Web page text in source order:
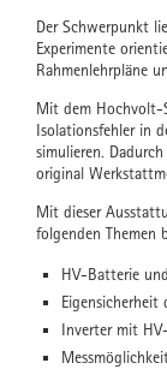
Der Schwerpunkt
Experimente
Rahmenlehrpläne
Mit dem Hochvolt-
Isolationsfehler in
simulieren.
original
Mit dieser
folgenden Themen
HV-Batterie
Inverter mit